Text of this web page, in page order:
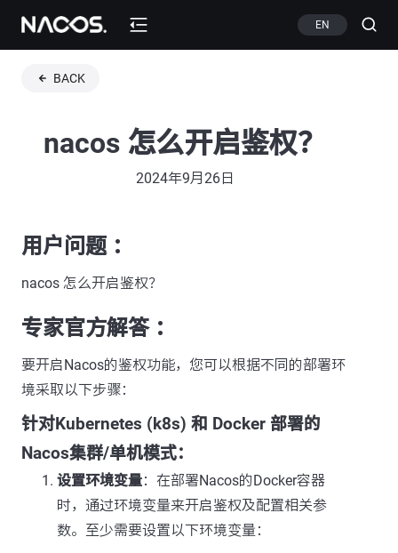
EN
BACK
nacos 怎么开启鉴权？
2024年9月26日
用户问题 ：
nacos 怎么开启鉴权？
专家官方解答 ：
要开启Nacos的鉴权功能，您可以根据不同的部署环
境采取以下步骤：
针对Kubernetes (k8s) 和 Docker 部署的
Nacos集群/单机模式：
设置环境变量：在部署Nacos的Docker容器
时，通过环境变量来开启鉴权及配置相关参
数。至少需要设置以下环境变量：